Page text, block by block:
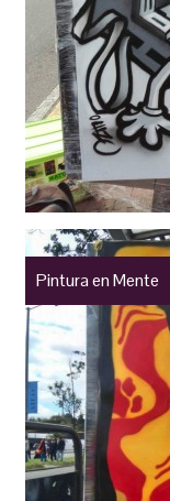
Pintura en Mente